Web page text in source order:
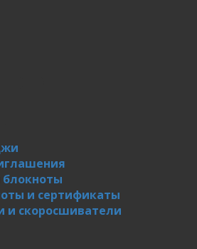
и сертификаты
и скоросшиватели